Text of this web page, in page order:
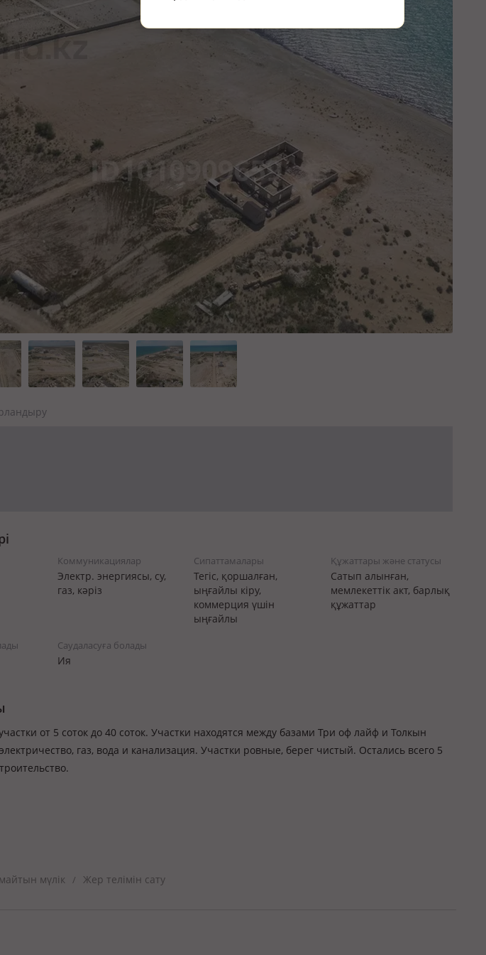
Коммуникациялар
Электр. энергиясы, су,
газ, кәріз
Сипаттамалары
Тегіс, қоршалған,
ыңғайлы кіру,
коммерция үшін
ыңғайлы
Құжаттары және статусы
Сатып алынған,
мемлекеттік акт, барлық
құжаттар
Саудаласуға болады
Ия
от 5 соток до 40 соток. Участки находятся между базами Три оф лайф и Толкын
газ, вода и канализация. Участки ровные, берег чистый. Остались всего 5
мүлік / Жер телімін сату